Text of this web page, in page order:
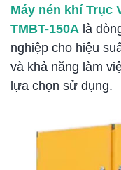
Máy nén khí Trục
TMBT-150A là
nghiệp cho hiệu
và khả năng làm
lựa chọn sử dụng.